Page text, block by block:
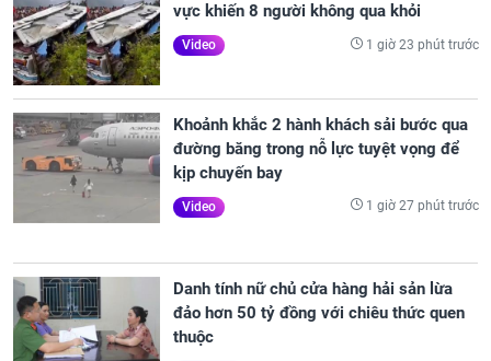
vực khiến 8 người không qua khỏi
Video 1 giờ 23 phút trước
Khoảnh khắc 2 hành khách sải bước qua
đường băng trong nỗ lực tuyệt vọng để
kịp chuyến bay
Video 1 giờ 27 phút trước
Danh tính nữ chủ cửa hàng hải sản lừa
đảo hơn 50 tỷ đồng với chiêu thức quen
thuộc